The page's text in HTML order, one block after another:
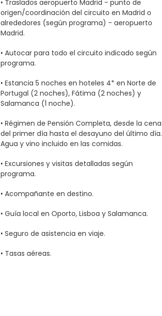
• Traslados aeropuerto Madrid - punto de
origen/coordinación del circuito en Madrid o
alrededores (según programa) - aeropuerto
Madrid.
• Autocar para todo el circuito indicado según
programa.
• Estancia 5 noches en hoteles 4* en Norte de
Portugal (2 noches), Fátima (2 noches) y
Salamanca (1 noche).
• Régimen de Pensión Completa, desde la cena
del primer día hasta el desayuno del último día.
Agua y vino incluido en las comidas.
• Excursiones y visitas detalladas según
programa.
• Acompañante en destino.
• Guía local en Oporto, Lisboa y Salamanca.
• Seguro de asistencia en viaje.
• Tasas aéreas.